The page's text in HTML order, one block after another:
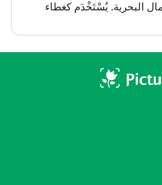
التمييز بين الاثنين.
البحرية. يُسْتَخْدَم كغطاء
يدخل في صناعة
ويُعَدُّ من النباتات النضرة
للديكور المنزلي